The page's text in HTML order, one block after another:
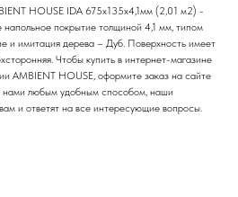
HOUSE IDA 675х135х4,1мм (2,01 м2) -
покрытие толщиной 4,1 мм, типом
и имитация дерева – Дуб. Поверхность имеет
Чтобы купить в интернет-магазине
AMBIENT HOUSE, оформите заказ на сайте
нами любым удобным способом, наши
и ответят на все интересующие вопросы.